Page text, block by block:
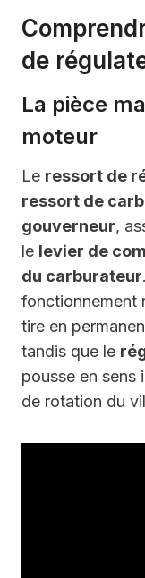
de
La pièce
moteur
Le ressort de
ressort de
gouverneur,
le levier de
du carburateur
fonctionnement
tire en
tandis que le
pousse en sens
de rotation du